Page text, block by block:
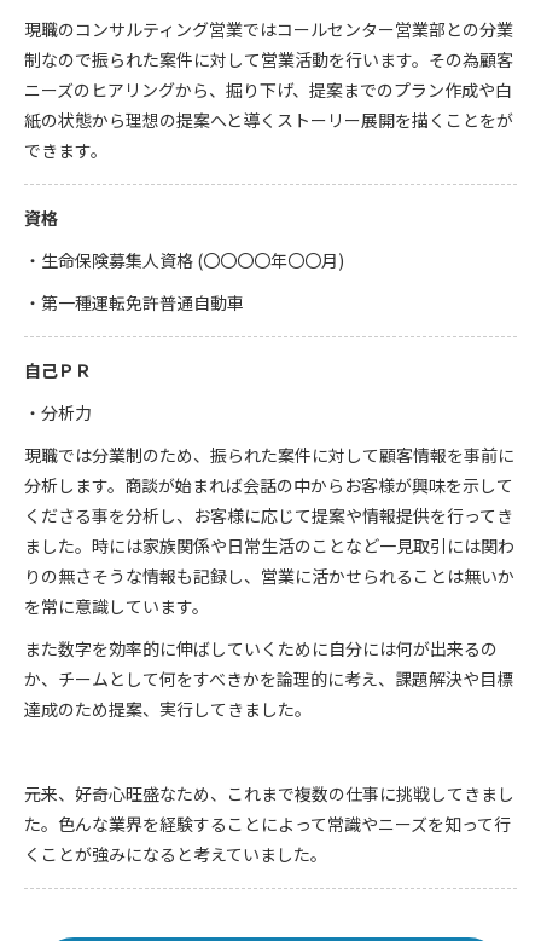
現職のコンサルティング営業ではコールセンター営業部との分業
制なので振られた案件に対して営業活動を行います。その為顧客
ニーズのヒアリングから、掘り下げ、提案までのプラン作成や白
紙の状態から理想の提案へと導くストーリー展開を描くことをが
できます。
資格
・生命保険募集人資格 (〇〇〇〇年〇〇月)
・第一種運転免許普通自動車
自己ＰＲ
・分析力
現職では分業制のため、振られた案件に対して顧客情報を事前に
分析します。商談が始まれば会話の中からお客様が興味を示して
くださる事を分析し、お客様に応じて提案や情報提供を行ってき
ました。時には家族関係や日常生活のことなど一見取引には関わ
りの無さそうな情報も記録し、営業に活かせられることは無いか
を常に意識しています。
また数字を効率的に伸ばしていくために自分には何が出来るの
か、チームとして何をすべきかを論理的に考え、課題解決や目標
達成のため提案、実行してきました。
元来、好奇心旺盛なため、これまで複数の仕事に挑戦してきまし
た。色んな業界を経験することによって常識やニーズを知って行
くことが強みになると考えていました。